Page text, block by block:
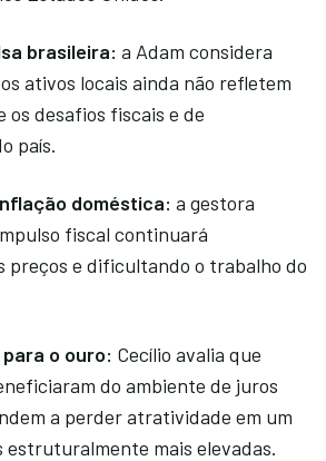
brasileira: a Adam considera
ativos locais ainda não refletem
os desafios fiscais e de
país.
doméstica: a gestora
fiscal continuará
preços e dificultando o trabalho do
o ouro: Cecílio avalia que
do ambiente de juros
a perder atratividade em um
estruturalmente mais elevadas.